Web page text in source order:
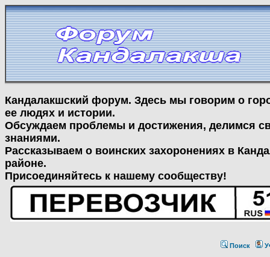
Кандалакшский форум. Здесь мы говорим о
ее людях и истории.
Обсуждаем проблемы и достижения, делимся
знаниями.
Рассказываем о воинских захоронениях в
районе.
Присоединяйтесь к нашему сообществу!
Поиск